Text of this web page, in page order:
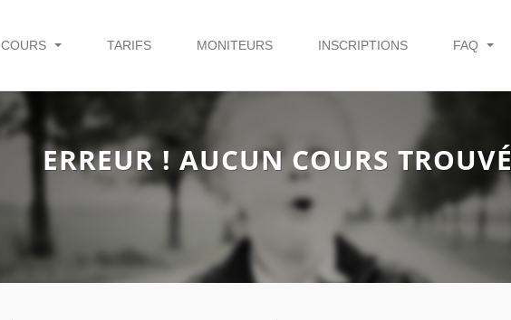
COURS TARIFS MONITEURS INSCRIPTIONS FAQ
ERREUR ! AUCUN COURS TROUVÉ